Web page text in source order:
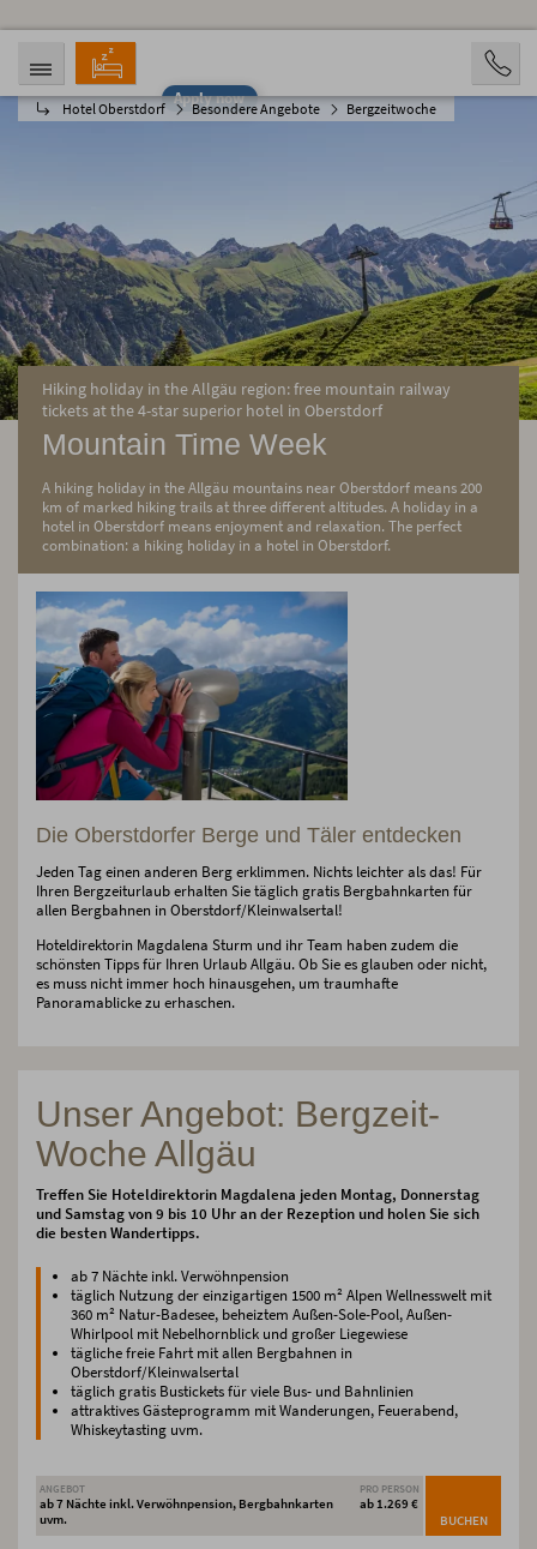
Apply now
Hotel Oberstdorf Besondere Angebote Bergzeitwoche
ARRIVAL DEPARTURE
BOOKING
Hiking holiday in the Allgäu region: free mountain railway
tickets at the 4-star superior hotel in Oberstdorf
Mountain Time Week
A hiking holiday in the Allgäu mountains near Oberstdorf means 200
km of marked hiking trails at three different altitudes. A holiday in a
hotel in Oberstdorf means enjoyment and relaxation. The perfect
combination: a hiking holiday in a hotel in Oberstdorf.
Die Oberstdorfer Berge und Täler entdecken
Jeden Tag einen anderen Berg erklimmen. Nichts leichter als das! Für
Ihren Bergzeiturlaub erhalten Sie täglich gratis Bergbahnkarten für
allen Bergbahnen in Oberstdorf/Kleinwalsertal!
Hoteldirektorin Magdalena Sturm und ihr Team haben zudem die
schönsten Tipps für Ihren Urlaub Allgäu. Ob Sie es glauben oder nicht,
es muss nicht immer hoch hinausgehen, um traumhafte
Panoramablicke zu erhaschen.
Unser Angebot: Bergzeit-
Woche Allgäu
Treffen Sie Hoteldirektorin Magdalena jeden Montag, Donnerstag
und Samstag von 9 bis 10 Uhr an der Rezeption und holen Sie sich
die besten Wandertipps.
ab 7 Nächte inkl. Verwöhnpension
täglich Nutzung der einzigartigen 1500 m² Alpen Wellnesswelt mit
360 m² Natur-Badesee, beheiztem Außen-Sole-Pool, Außen-
Whirlpool mit Nebelhornblick und großer Liegewiese
tägliche freie Fahrt mit allen Bergbahnen in
Oberstdorf/Kleinwalsertal
täglich gratis Bustickets für viele Bus- und Bahnlinien
attraktives Gästeprogramm mit Wanderungen, Feuerabend,
Whiskeytasting uvm.
ANGEBOT
ab 7 Nächte inkl. Verwöhnpension, Bergbahnkarten
uvm.
PRO PERSON
ab 1.269 €
BUCHEN